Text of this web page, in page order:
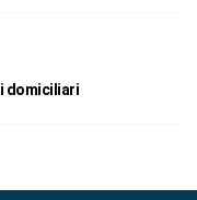
domiciliari